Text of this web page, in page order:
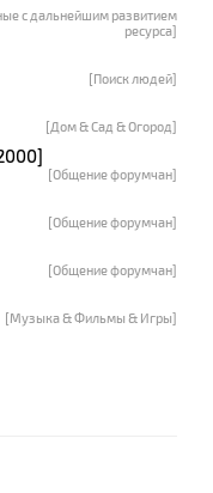
с дальнейшим развитием
ресурса]
[Поиск людей]
[Дом & Сад & Огород]
[Общение форумчан]
[Общение форумчан]
[Общение форумчан]
[Музыка & Фильмы & Игры]